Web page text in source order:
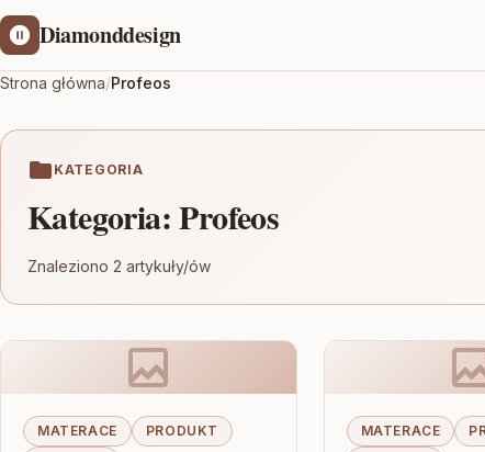
Diamonddesign
Strona główna/Profeos
KATEGORIA
Kategoria:Profeos
Znaleziono 2 artykuły/ów
MATERACE
PRODUKT
MATERACE